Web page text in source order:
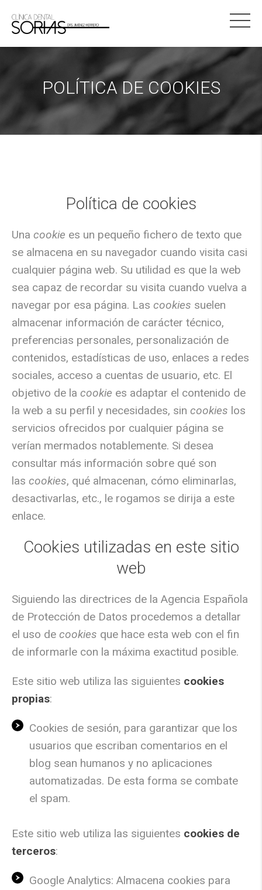
POLÍTICA DE COOKIES
Política de cookies
Una cookie es un pequeño fichero de texto que
se almacena en su navegador cuando visita casi
cualquier página web. Su utilidad es que la web
sea capaz de recordar su visita cuando vuelva a
navegar por esa página. Las cookies suelen
almacenar información de carácter técnico,
preferencias personales, personalización de
contenidos, estadísticas de uso, enlaces a redes
sociales, acceso a cuentas de usuario, etc. El
objetivo de la cookie es adaptar el contenido de
la web a su perfil y necesidades, sin cookies los
servicios ofrecidos por cualquier página se
verían mermados notablemente. Si desea
consultar más información sobre qué son
las cookies, qué almacenan, cómo eliminarlas,
desactivarlas, etc., le rogamos se dirija a este
enlace.
Cookies utilizadas en este sitio
web
Siguiendo las directrices de la Agencia Española
de Protección de Datos procedemos a detallar
el uso de cookies que hace esta web con el fin
de informarle con la máxima exactitud posible.
Este sitio web utiliza las siguientes cookies
propias:
Cookies de sesión, para garantizar que los
usuarios que escriban comentarios en el
blog sean humanos y no aplicaciones
automatizadas. De esta forma se combate
el spam.
Este sitio web utiliza las siguientes cookies de
terceros:
Google Analytics: Almacena cookies para